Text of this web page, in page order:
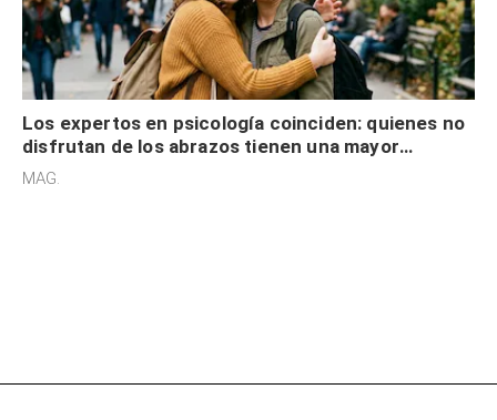
Los expertos en psicología coinciden: quienes no
disfrutan de los abrazos tienen una mayor
sensibilidad a los estímulos físicos y no es por
MAG.